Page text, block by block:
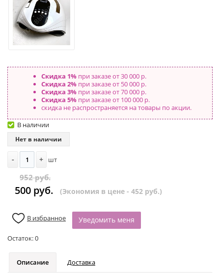
Скидка 1%при заказе от 30 000 р.
Скидка 2%при заказе от 50 000 р.
Скидка 3%при заказе от 70 000 р.
Скидка 5%при заказе от 100 000 р.
скидка не распространяется на товары по акции.
В наличии
Нет в наличии
- + шт
952 руб.
500 руб. (Экономия в цене - 452 руб.)
В избранное Уведомить меня
Остаток:0
Описание Доставка